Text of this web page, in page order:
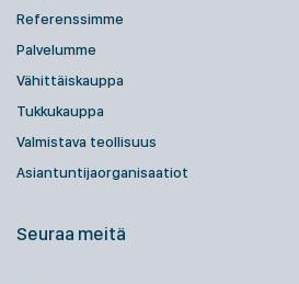
Referenssimme
Palvelumme
Vähittäiskauppa
Tukkukauppa
Valmistava teollisuus
Asiantuntijaorganisaatiot
Seuraa meitä